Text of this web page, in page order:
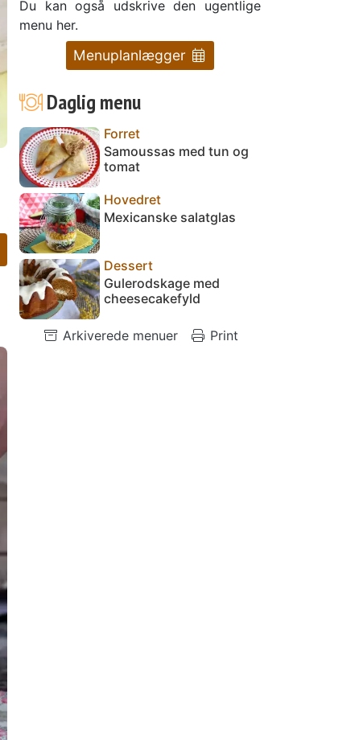
Du kan også udskrive den ugentlige
menu her.
Menuplanlægger
Daglig menu
Forret
Samoussas med tun og
tomat
Hovedret
Mexicanske salatglas
Dessert
Gulerodskage med
cheesecakefyld
Arkiverede menuer Print